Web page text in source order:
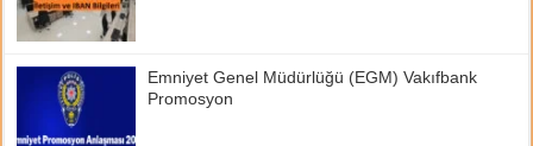
Emniyet Genel Müdürlüğü (EGM) Vakıfbank
Promosyon